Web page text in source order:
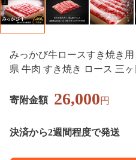
みっかび牛ロースすき焼き
県 牛肉 すき焼き ロース 三
寄附金額 26,000円
決済から2週間程度で発送